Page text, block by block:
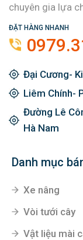
chuyên gia lựa
ĐẶT HÀNG NHANH
Đại Cương-
Liêm Chính-
Đường Lê
Hà Nam
Danh mục
Xe nâng
Vòi tưới cây
Vật liệu mài